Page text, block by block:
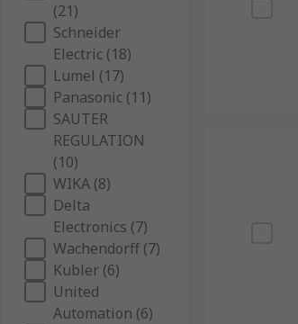
(21)
Schneider
Electric (18)
Lumel (17)
Panasonic (11)
SAUTER
REGULATION
(10)
WIKA (8)
Delta
Electronics (7)
Wachendorff (7)
Kubler (6)
United
Automation (6)